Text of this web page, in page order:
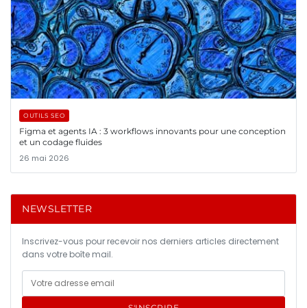
OUTILS SEO
Figma et agents IA : 3 workflows innovants pour une conception
et un codage fluides
26 mai 2026
NEWSLETTER
Inscrivez-vous pour recevoir nos derniers articles directement
dans votre boîte mail.